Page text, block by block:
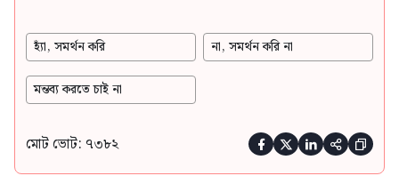
হ্যাঁ, সমর্থন করি না, সমর্থন করি না
মন্তব্য করতে চাই না
মোট ভোট: ৭৩৮২     